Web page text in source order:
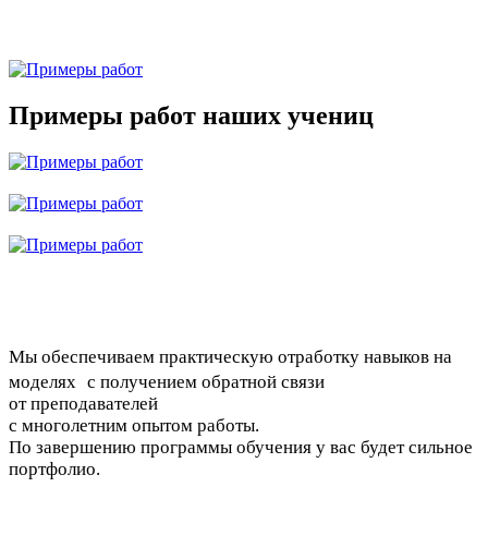
Примеры работ наших учениц
Мы обеспечиваем практическую отработку навыков на
моделях с получением обратной связи
от преподавателей
с многолетним опытом работы.
По завершению программы обучения у вас будет сильное
портфолио.